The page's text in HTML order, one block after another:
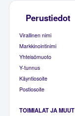
Perustiedot
Virallinen nimi
Markkinointinimi
Yhteisömuoto
Y-tunnus
Käyntiosoite
Postiosoite
TOIMIALAT JA